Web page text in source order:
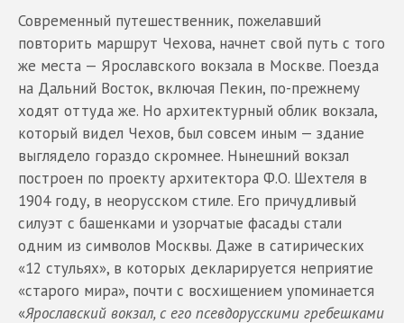
Современный путешественник, пожелавший
повторить маршрут Чехова, начнет свой путь с того
же места — Ярославского вокзала в Москве. Поезда
на Дальний Восток, включая Пекин, по-прежнему
ходят оттуда же. Но архитектурный облик вокзала,
который видел Чехов, был совсем иным — здание
выглядело гораздо скромнее. Нынешний вокзал
построен по проекту архитектора Ф.О. Шехтеля в
1904 году, в неорусском стиле. Его причудливый
силуэт с башенками и узорчатые фасады стали
одним из символов Москвы. Даже в сатирических
«12 стульях», в которых декларируется неприятие
«старого мира», почти с восхищением упоминается
«Ярославский вокзал, с его псевдорусскими гребешками